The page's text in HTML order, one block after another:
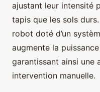
ajustant leur intensité
tapis que les sols
robot doté d’un
augmente la
garantissant ainsi une
intervention manuelle.